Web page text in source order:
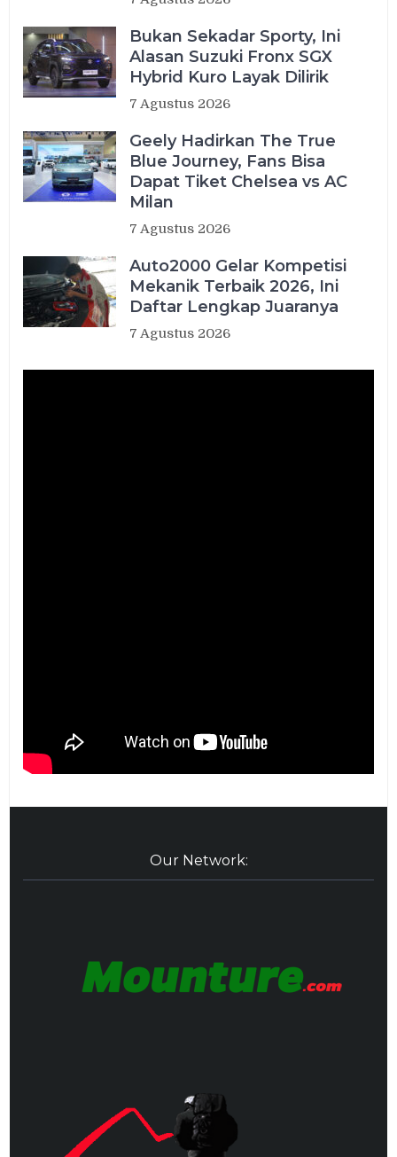
Bukan Sekadar Sporty, Ini
Alasan Suzuki Fronx SGX
Hybrid Kuro Layak Dilirik
7 Agustus 2026
Geely Hadirkan The True
Blue Journey, Fans Bisa
Dapat Tiket Chelsea vs AC
Milan
7 Agustus 2026
Auto2000 Gelar Kompetisi
Mekanik Terbaik 2026, Ini
Daftar Lengkap Juaranya
7 Agustus 2026
Our Network: